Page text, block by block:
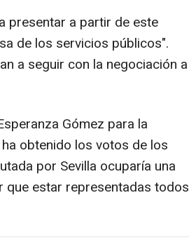
presentar a partir de este
de los servicios públicos".
a seguir con la negociación a
Gómez para la
obtenido los votos de los
por Sevilla ocuparía una
que estar representadas todos